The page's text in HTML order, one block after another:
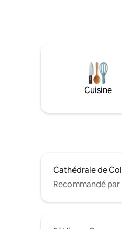
Cuisine
Cathédrale de
Recommandé